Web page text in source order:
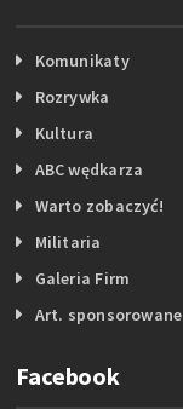
Komunikaty
Rozrywka
Kultura
ABC wędkarza
Warto zobaczyć!
Militaria
Galeria Firm
Art. sponsorowane
Facebook